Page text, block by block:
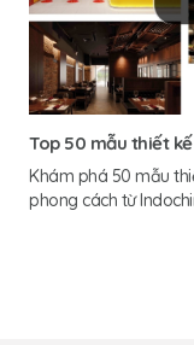
Top 50 mẫu thiết
Khám phá 50 mẫu
phong cách từ